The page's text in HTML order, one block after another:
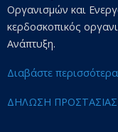
Οργανισμών και
κερδοσκοπικός
Ανάπτυξη.
Διαβάστε περισσότερα
ΔΗΛΩΣΗ